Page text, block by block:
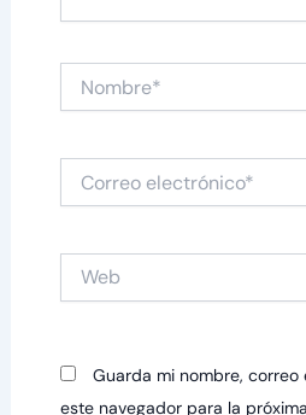
electrónico*
Guarda mi nombre,
este navegador para la